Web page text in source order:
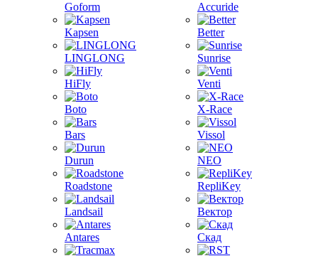
Goform
Kapsen
LINGLONG
HiFly
Boto
Bars
Durun
Roadstone
Landsail
Antares
Accuride
Better
Sunrise
Venti
X-Race
Vissol
NEO
RepliKey
Вектор
Скад